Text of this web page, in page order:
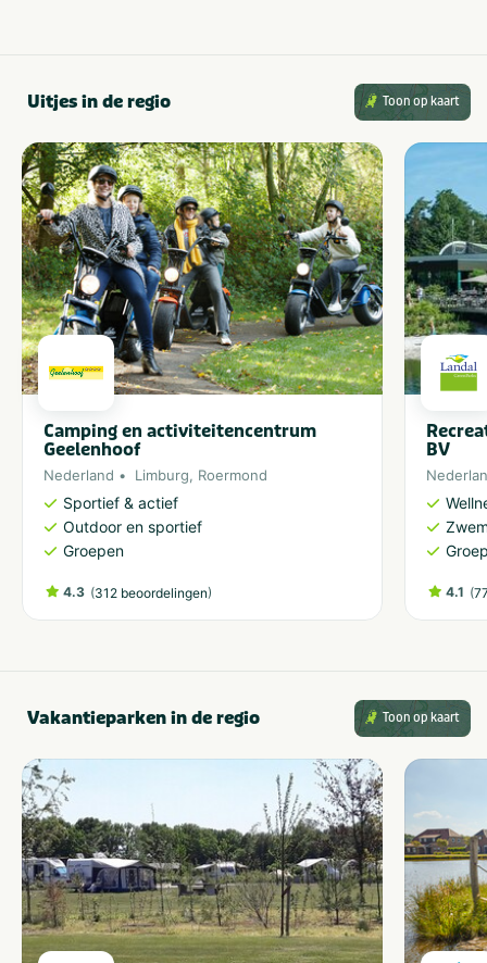
Uitjes in de regio Toon op kaart
Camping en activiteitencentrum
Geelenhoof
Nederland Limburg, Roermond
Sportief & actief
Outdoor en sportief
Groepen
4.3 (312 beoordelingen)
BV
4.1 (
Vakantieparken in de regio Toon op kaart